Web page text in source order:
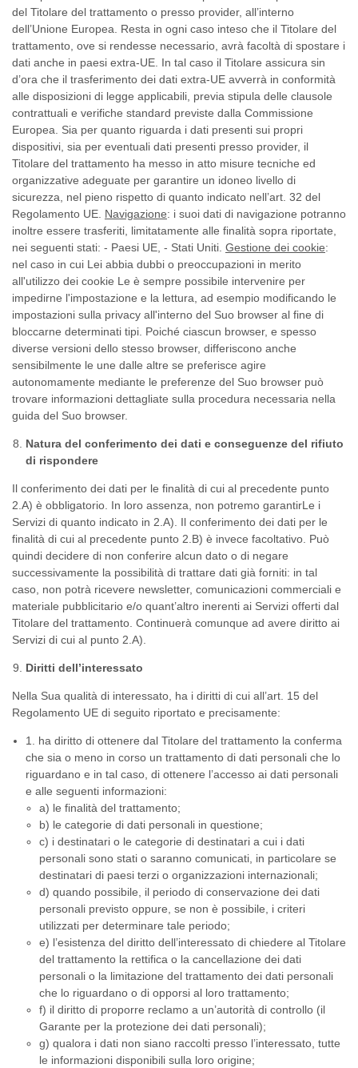
del Titolare del trattamento o presso provider, all’interno
dell’Unione Europea. Resta in ogni caso inteso che il Titolare del
trattamento, ove si rendesse necessario, avrà facoltà di spostare i
dati anche in paesi extra-UE. In tal caso il Titolare assicura sin
d’ora che il trasferimento dei dati extra-UE avverrà in conformità
alle disposizioni di legge applicabili, previa stipula delle clausole
contrattuali e verifiche standard previste dalla Commissione
Europea. Sia per quanto riguarda i dati presenti sui propri
dispositivi, sia per eventuali dati presenti presso provider, il
Titolare del trattamento ha messo in atto misure tecniche ed
organizzative adeguate per garantire un idoneo livello di
sicurezza, nel pieno rispetto di quanto indicato nell’art. 32 del
Regolamento UE. Navigazione: i suoi dati di navigazione potranno
inoltre essere trasferiti, limitatamente alle finalità sopra riportate,
nei seguenti stati: - Paesi UE, - Stati Uniti. Gestione dei cookie:
nel caso in cui Lei abbia dubbi o preoccupazioni in merito
all'utilizzo dei cookie Le è sempre possibile intervenire per
impedirne l'impostazione e la lettura, ad esempio modificando le
impostazioni sulla privacy all'interno del Suo browser al fine di
bloccarne determinati tipi. Poiché ciascun browser, e spesso
diverse versioni dello stesso browser, differiscono anche
sensibilmente le une dalle altre se preferisce agire
autonomamente mediante le preferenze del Suo browser può
trovare informazioni dettagliate sulla procedura necessaria nella
guida del Suo browser.
Natura del conferimento dei dati e conseguenze del rifiuto
di rispondere
Il conferimento dei dati per le finalità di cui al precedente punto
2.A) è obbligatorio. In loro assenza, non potremo garantirLe i
Servizi di quanto indicato in 2.A). Il conferimento dei dati per le
finalità di cui al precedente punto 2.B) è invece facoltativo. Può
quindi decidere di non conferire alcun dato o di negare
successivamente la possibilità di trattare dati già forniti: in tal
caso, non potrà ricevere newsletter, comunicazioni commerciali e
materiale pubblicitario e/o quant’altro inerenti ai Servizi offerti dal
Titolare del trattamento. Continuerà comunque ad avere diritto ai
Servizi di cui al punto 2.A).
Diritti dell’interessato
Nella Sua qualità di interessato, ha i diritti di cui all’art. 15 del
Regolamento UE di seguito riportato e precisamente:
1. ha diritto di ottenere dal Titolare del trattamento la conferma
che sia o meno in corso un trattamento di dati personali che lo
riguardano e in tal caso, di ottenere l’accesso ai dati personali
e alle seguenti informazioni:
a) le finalità del trattamento;
b) le categorie di dati personali in questione;
c) i destinatari o le categorie di destinatari a cui i dati
personali sono stati o saranno comunicati, in particolare se
destinatari di paesi terzi o organizzazioni internazionali;
d) quando possibile, il periodo di conservazione dei dati
personali previsto oppure, se non è possibile, i criteri
utilizzati per determinare tale periodo;
e) l’esistenza del diritto dell’interessato di chiedere al Titolare
del trattamento la rettifica o la cancellazione dei dati
personali o la limitazione del trattamento dei dati personali
che lo riguardano o di opporsi al loro trattamento;
f) il diritto di proporre reclamo a un’autorità di controllo (il
Garante per la protezione dei dati personali);
g) qualora i dati non siano raccolti presso l’interessato, tutte
le informazioni disponibili sulla loro origine;